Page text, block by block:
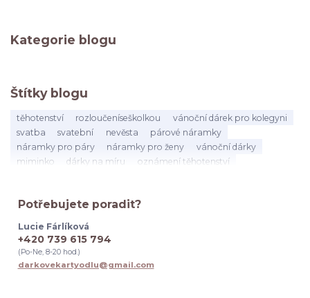
Kategorie blogu
Štítky blogu
těhotenství rozloučeníseškolkou
vánoční dárek pro kolegyni
svatba
svatební nevěsta
párové náramky
náramky pro páry
náramky pro ženy
vánoční dárky
miminko
dárky na míru
oznámení těhotenství
poděkováníučitelce
kolegyně
byla jsi skvělá kolegyni
odchod z práce
dárek pro kolegyni při rozlučce v práci
Potřebujete poradit?
Lucie Fárlíková
+420 739 615 794
(Po-Ne, 8-20 hod.)
darkovekartyodlu@gmail.com